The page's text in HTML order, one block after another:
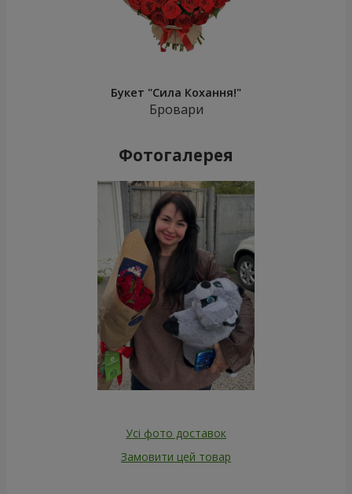
Букет "Сила Кохання!"
Бровари
Фотогалерея
Усі фото доставок
Замовити цей товар